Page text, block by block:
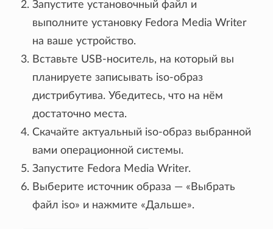
Запустите установочный файл и
выполните установку Fedora Media Writer
на ваше устройство.
Вставьте USB-носитель, на который вы
планируете записывать iso-образ
дистрибутива. Убедитесь, что на нём
достаточно места.
Скачайте актуальный iso-образ выбранной
вами операционной системы.
Запустите Fedora Media Writer.
Выберите источник образа — «Выбрать
файл iso» и нажмите «Дальше».